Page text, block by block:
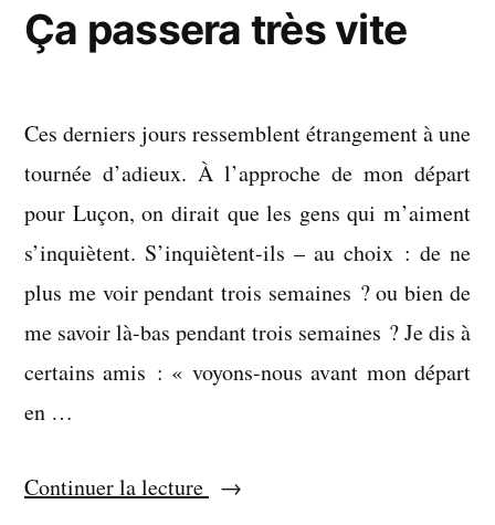
Ça passera très vite
Ces derniers jours ressemblent étrangement à une
tournée d’adieux. À l’approche de mon départ
pour Luçon, on dirait que les gens qui m’aiment
s’inquiètent. S’inquiètent-ils – au choix : de ne
plus me voir pendant trois semaines ? ou bien de
me savoir là-bas pendant trois semaines ? Je dis à
certains amis : « voyons-nous avant mon départ
en …
Continuer la lecture « Ça